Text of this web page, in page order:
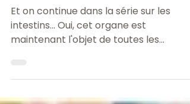
intestin
Et on continue dans la série sur les
intestins... Oui, cet organe est
attentions, ne serait-ce que par...